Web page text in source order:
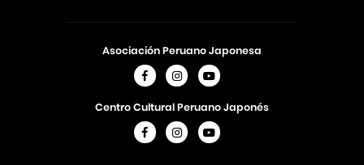
Asociación Peruano Japonesa
Centro Cultural Peruano Japonés